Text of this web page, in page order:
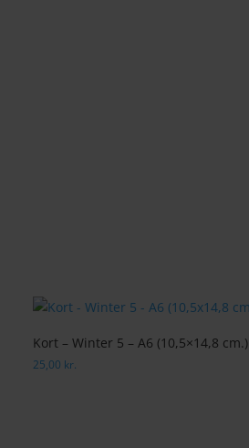
Kort – Winter 5 – A6 (10,5×14,8 cm.)
25,00 kr.